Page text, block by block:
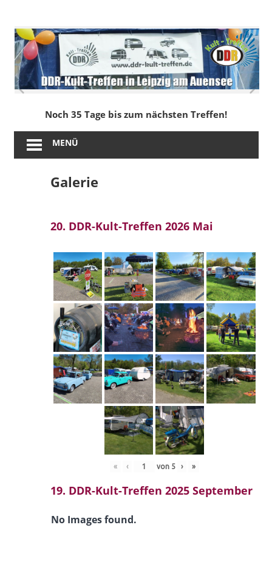
springen
DDR-
Kult-
Treffen
in
Leipzig
am
Noch 35 Tage bis zum nächsten Treffen!
MENÜ
Galerie
20. DDR-Kult-Treffen 2026 Mai
« ‹ von 5 › »
19. DDR-Kult-Treffen 2025 September
No Images found.